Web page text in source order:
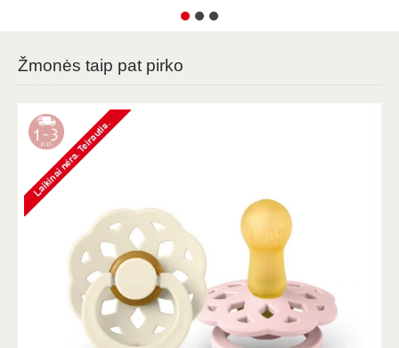
Žmonės taip pat pirko